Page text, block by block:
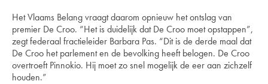
Het Vlaams Belang vraagt daarom opnieuw het ontslag van
premier De Croo. “Het is duidelijk dat De Croo moet opstappen”,
zegt federaal fractieleider Barbara Pas. “Dit is de derde maal dat
De Croo het parlement en de bevolking heeft belogen. De Croo
overtroeft Pinnokio. Hij moet zo snel mogelijk de eer aan zichzelf
houden.”